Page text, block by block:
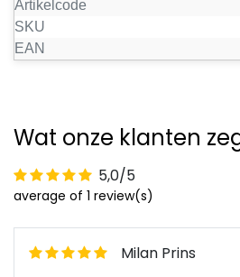
Artikelcode
SKU
EAN
Wat onze klanten
5,0/5
average of 1 review(s)
Milan Prins